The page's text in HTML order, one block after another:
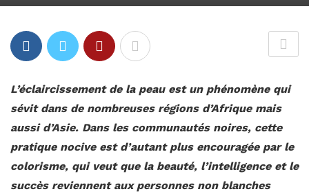
L’éclaircissement de la peau est un phénomène qui
sévit dans de nombreuses régions d’Afrique mais
aussi d’Asie. Dans les communautés noires, cette
pratique nocive est d’autant plus encouragée par le
colorisme, qui veut que la beauté, l’intelligence et le
succès reviennent aux personnes non blanches